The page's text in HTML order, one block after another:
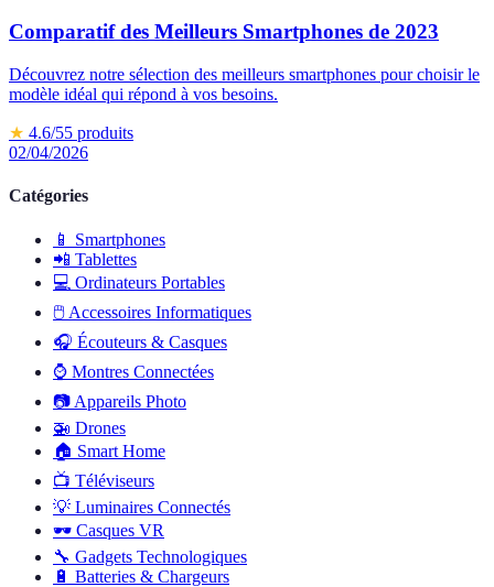
Comparatif des Meilleurs Smartphones de 2023
Découvrez notre sélection des meilleurs smartphones pour choisir le
modèle idéal qui répond à vos besoins.
★ 4.6/55 produits
02/04/2026
Catégories
📱
Smartphones
📲 Tablettes
💻 Ordinateurs Portables
🖱️ Accessoires Informatiques
🎧 Écouteurs & Casques
⌚ Montres Connectées
📷 Appareils Photo
🚁 Drones
🏠 Smart Home
📺 Téléviseurs
💡 Luminaires Connectés
🕶️ Casques VR
🔧 Gadgets Technologiques
🔋 Batteries & Chargeurs